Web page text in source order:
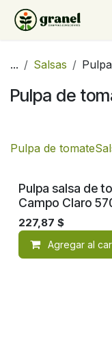
Ir al contenido
... Salsas
Pulpa de
Pulpa de tomate
Orgánico
Pulpa salsa de
Campo Claro
227,87 $
Agregar al